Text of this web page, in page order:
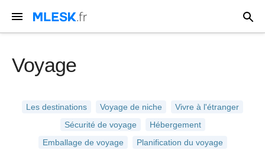
Voyage
Les destinations Voyage de niche
Vivre à l'étranger
Sécurité de voyage
Hébergement
Emballage de voyage
Planification du voyage